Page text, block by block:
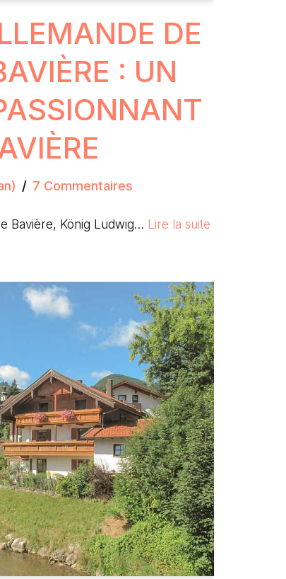
DE
: UN
7 Commentaires
Bavière, König Ludwig… Lire la suite